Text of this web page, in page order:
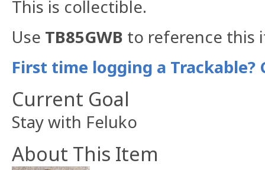
This is collectible.
Use TB85GWB to reference this
First time logging a Trackable?
Current Goal
Stay with Feluko
About This Item